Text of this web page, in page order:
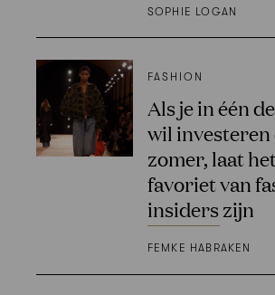
SOPHIE LOGAN
FASHION
Als je in één
wil investeren
zomer, laat
favoriet van
insiders zijn
FEMKE HABRAKEN